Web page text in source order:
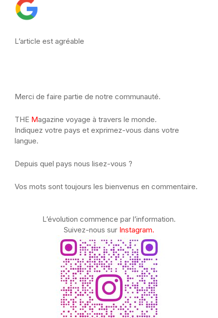
L’article est agréable
Merci de faire partie de notre communauté.
THE Magazine voyage à travers le monde.
Indiquez votre pays et exprimez-vous dans votre
langue.
Depuis quel pays nous lisez-vous ?
Vos mots sont toujours les bienvenus en commentaire.
L’évolution commence par l’information.
Suivez-nous sur Instagram.